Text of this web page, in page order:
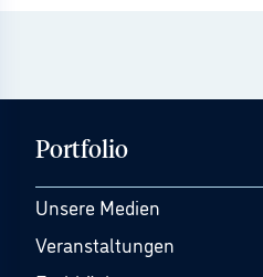
Portfolio
Unsere Medien
Veranstaltungen